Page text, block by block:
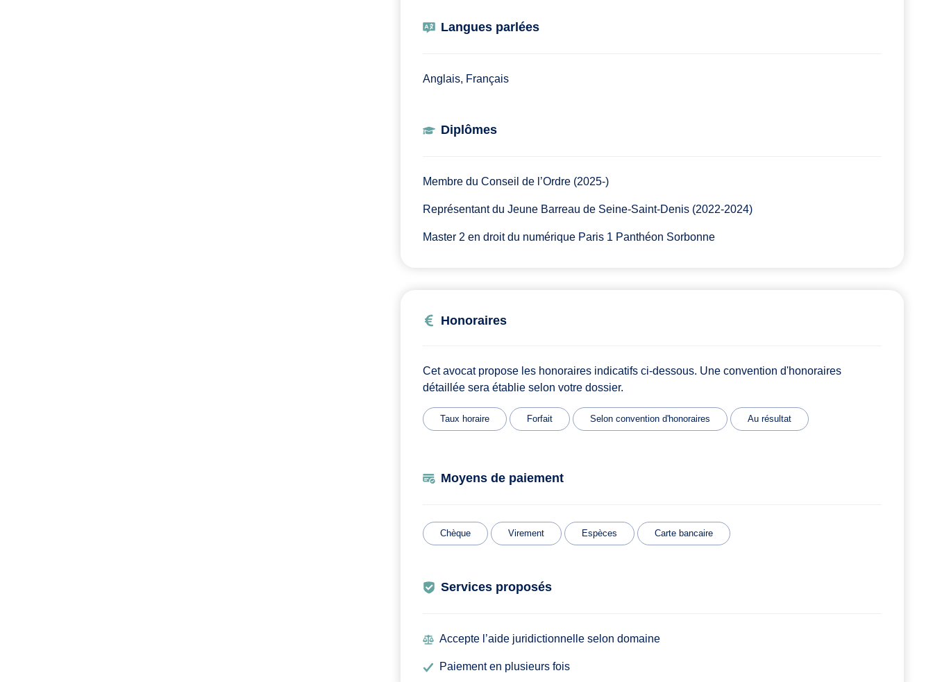
Langues parlées
Anglais, Français
Diplômes
Membre du Conseil de l’Ordre (2025-)
Représentant du Jeune Barreau de Seine-Saint-Denis (2022-2024)
Master 2 en droit du numérique Paris 1 Panthéon Sorbonne
Honoraires
Cet avocat propose les honoraires indicatifs ci-dessous. Une convention d'honoraires
détaillée sera établie selon votre dossier.
Taux horaire Forfait Selon convention d'honoraires Au résultat
Moyens de paiement
Chèque Virement Espèces Carte bancaire
Services proposés
Accepte l’aide juridictionnelle selon domaine
Paiement en plusieurs fois